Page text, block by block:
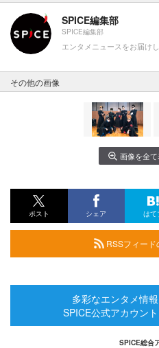
SPICE編集部
SPICE編集部
エンタメニュースをお届けし
その他の画像
画像を全て
ポスト シェア はて
RSSフィード
多彩なエンタメ情
SPICE公式アカウン
SPICE総合